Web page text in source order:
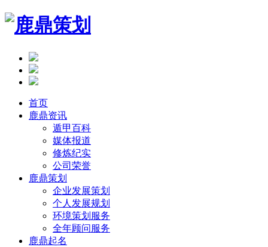
首页
鹿鼎资讯
遁甲百科
媒体报道
修炼纪实
公司荣誉
鹿鼎策划
企业发展策划
个人发展规划
环境策划服务
全年顾问服务
鹿鼎起名